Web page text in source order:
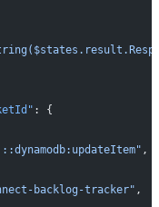
: {
,
backlog-tracker" ,